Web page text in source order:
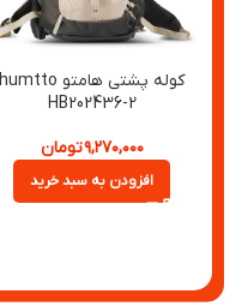
کوله پشتی هامتو humtto
HB202436-2
۹,۲۷۰,۰۰۰تومان
افزودن به سبد خرید